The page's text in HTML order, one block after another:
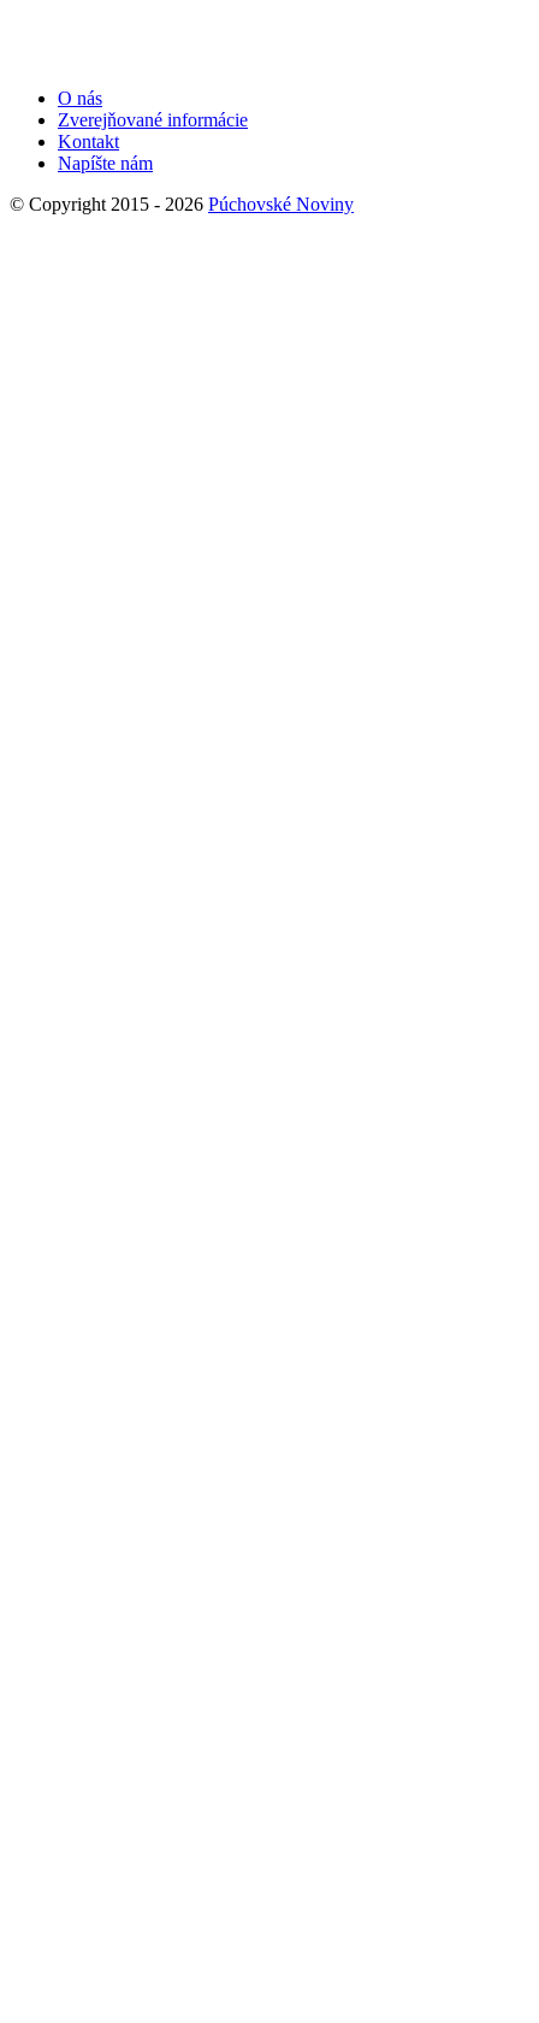
O nás
Zverejňované informácie
Kontakt
Napíšte nám
© Copyright 2015 - 2026 Púchovské Noviny